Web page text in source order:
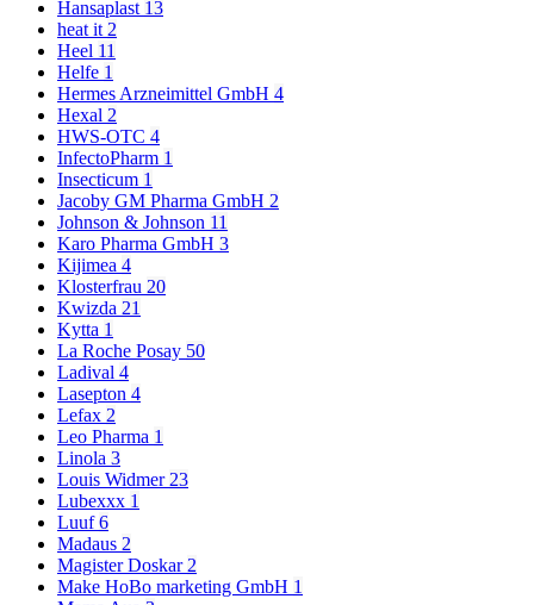
Hansaplast 13
heat it 2
Heel 11
Helfe 1
Hermes Arzneimittel GmbH 4
Hexal 2
HWS-OTC 4
InfectoPharm 1
Insecticum 1
Jacoby GM Pharma GmbH 2
Johnson & Johnson 11
Karo Pharma GmbH 3
Kijimea 4
Klosterfrau 20
Kwizda 21
Kytta 1
La Roche Posay 50
Ladival 4
Lasepton 4
Lefax 2
Leo Pharma 1
Linola 3
Louis Widmer 23
Lubexxx 1
Luuf6
Madaus 2
Magister Doskar 2
Make HoBo marketing GmbH 1